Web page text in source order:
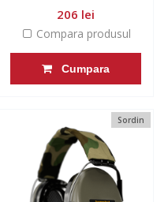
206 lei
Compara produsul
Cumpara
Sordin